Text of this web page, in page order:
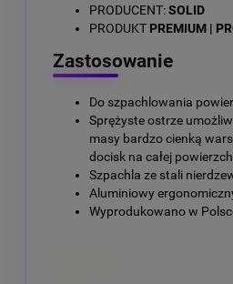
PRODUCENT:SOLID
PRODUKT PREMIUM |
Zastosowanie
Do szpachlowania
Sprężyste ostrze
masy bardzo cienką
docisk na całej
Szpachla ze stali
Aluminiowy
Wyprodukowano w